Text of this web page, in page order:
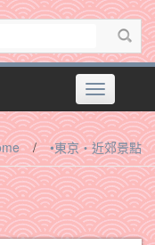
Toggle
navigation
/ •東京‧近郊景點